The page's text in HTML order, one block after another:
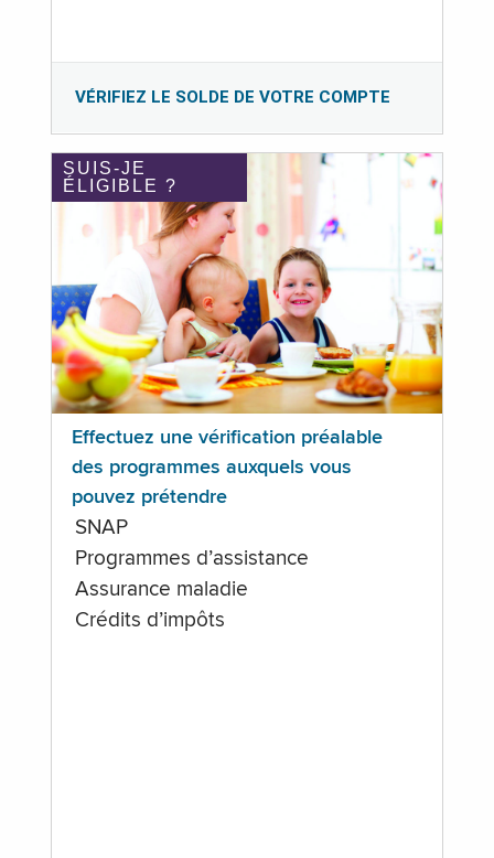
VÉRIFIEZ LE SOLDE DE VOTRE COMPTE
SUIS-JE
ÉLIGIBLE ?
Effectuez une vérification préalable
des programmes auxquels vous
pouvez prétendre
SNAP
Programmes d’assistance
Assurance maladie
Crédits d’impôts